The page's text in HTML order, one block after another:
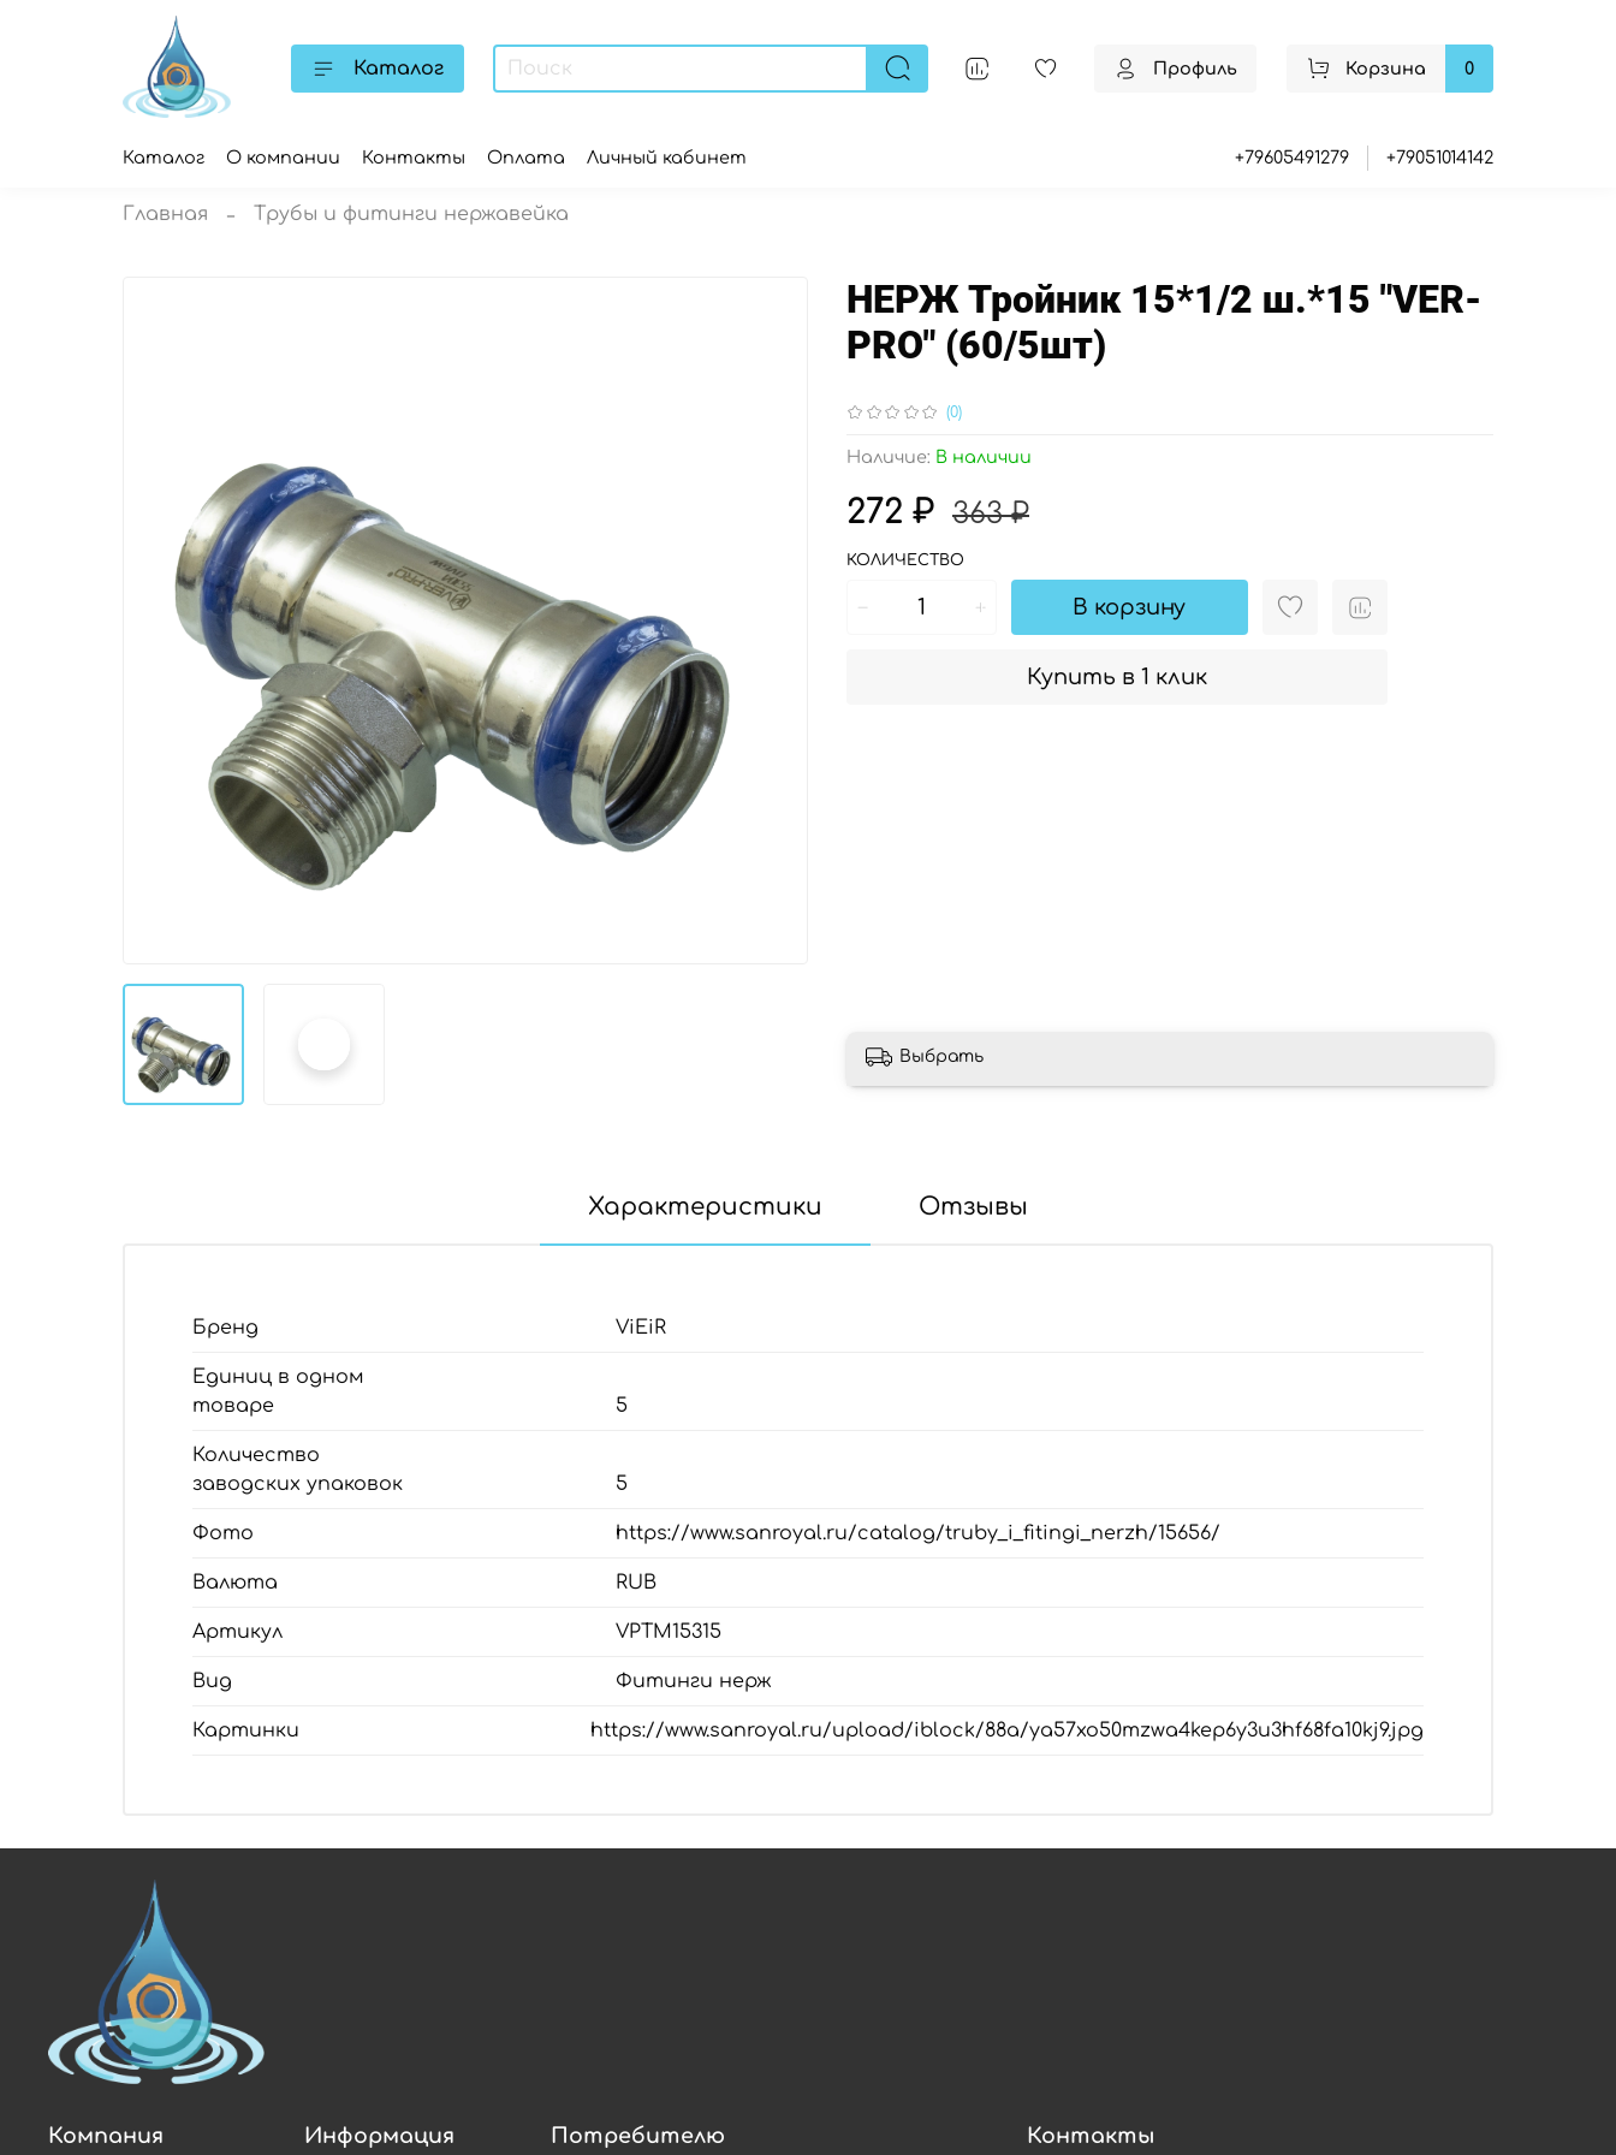
Каталог Профиль Корзина 0
Каталог О компании Контакты Оплата Личный кабинет +79605491279 +79051014142
Главная Трубы и фитинги нержавейка
(0)
Наличие: В наличии
НЕРЖ Тройник 15*1/2 ш.*15 "VER-
PRO" (60/5шт)
272 ₽ 363 ₽
КОЛИЧЕСТВО
В корзину
Купить в 1 клик
Выбрать
Характеристики Отзывы
Бренд ViEiR
Единиц в одном
товаре
5
Количество
заводских упаковок
5
Фото https://www.sanroyal.ru/catalog/truby_i_fitingi_nerzh/15656/
Валюта RUB
Артикул VPTM15315
Вид Фитинги нерж
Картинки https://www.sanroyal.ru/upload/iblock/88a/ya57xo50mzwa4kep6y3u3hf68fa10kj9.jpg
Компания Информация Потребителю Контакты